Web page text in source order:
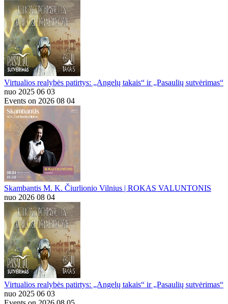
Virtualios realybės patirtys: „Angelų takais“ ir „Pasaulių sutvėrimas“
nuo 2025 06 03
Events on 2026 08 04
Skambantis M. K. Čiurlionio Vilnius | ROKAS VALUNTONIS
nuo 2026 08 04
Virtualios realybės patirtys: „Angelų takais“ ir „Pasaulių sutvėrimas“
nuo 2025 06 03